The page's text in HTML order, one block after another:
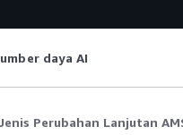
daya AI
Perubahan Lanjutan